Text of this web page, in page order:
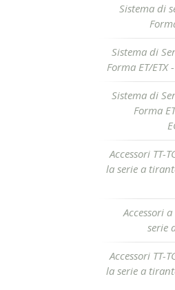
Sistema di
Sistema di
Forma ET/ETX
Sistema di
Forma
Accessori TT-
la serie a
Accessori
serie
Accessori TT-
la serie a